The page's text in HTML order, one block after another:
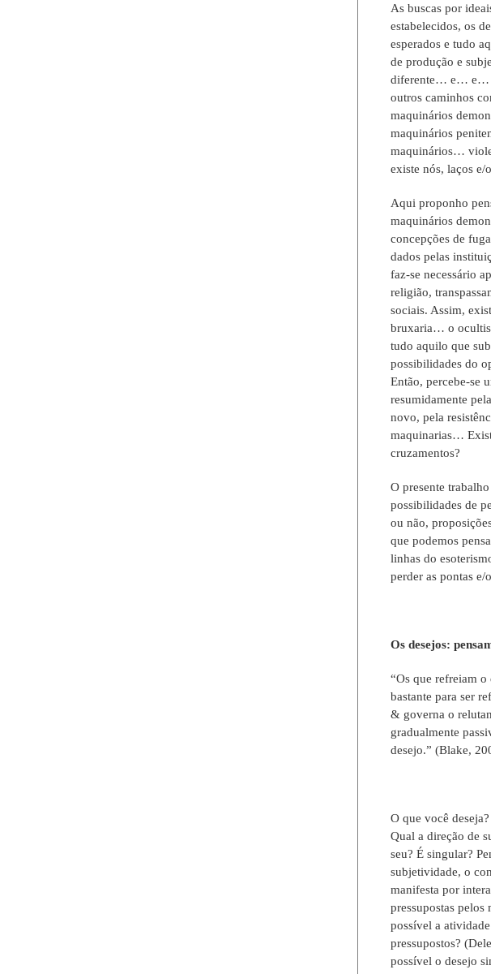
As buscas por
estabelecidos, os
esperados e tudo
de produção e
diferente… e… e…
outros caminhos
maquinários
maquinários
maquinários…
existe nós, laços e/
Aqui proponho
maquinários
concepções de
dados pelas
faz-se necessário
religião,
sociais. Assim,
bruxaria… o
tudo aquilo que
possibilidades do
Então, percebe-se
resumidamente
novo, pela
maquinarias…
cruzamentos?
O presente
possibilidades de
ou não,
que podemos
linhas do
perder as pontas
Os desejos:
“Os que refreiam
bastante para ser
& governa o
gradualmente
desejo.” (Blake,
O que você
Qual a direção de
seu? É singular?
subjetividade, o
manifesta por
pressupostas pelos
possível a
pressupostos?
possível o desejo